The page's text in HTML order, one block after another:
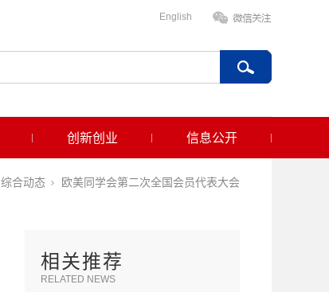
English
创新创业 信息公开
综合动态 欧美同学会第二次全国会员代表大会
相关推荐
RELATED NEWS